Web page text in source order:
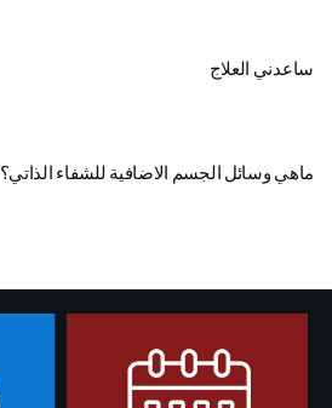
ساعدني العلاج
ماهي وسائل الجسم الاضافية للشفاء الذاتي؟